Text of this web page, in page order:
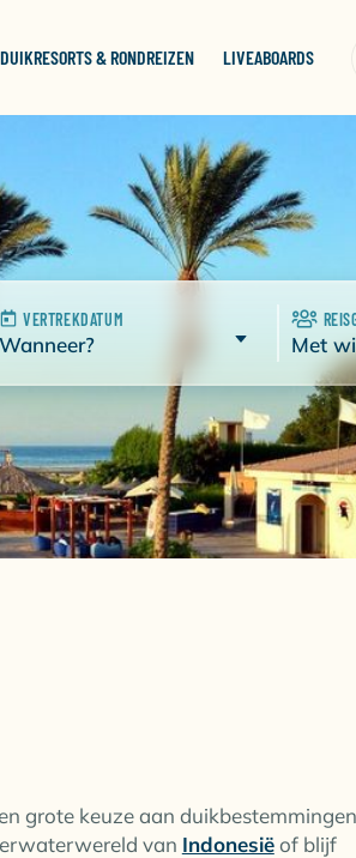
DUIKRESORTS & RONDREIZEN LIVEABOARDS
VERTREKDATUM
Wanneer? Met
grote keuze aan
van Indonesiëof blijf